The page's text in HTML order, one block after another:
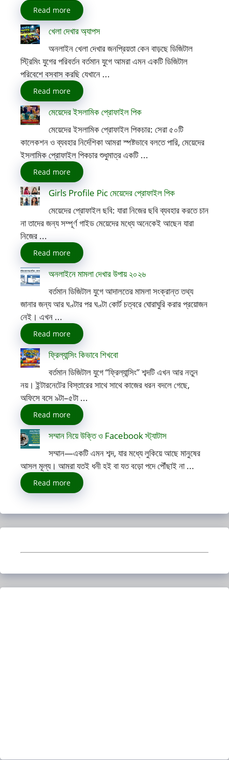
Read more
খেলা দেখার অ্যাপস
অনলাইন খেলা দেখার জনপ্রিয়তা কেন বাড়ছে ডিজিটাল
স্ট্রিমিং যুগের পরিবর্তন বর্তমান যুগে আমরা এমন একটি ডিজিটাল
পরিবেশে বসবাস করছি যেখানে ...
Read more
মেয়েদের ইসলামিক প্রোফাইল পিক
মেয়েদের ইসলামিক প্রোফাইল পিকচার: সেরা ৫০টি
কালেকশন ও ব্যবহার নির্দেশিকা আমরা স্পষ্টভাবে বলতে পারি, মেয়েদের
ইসলামিক প্রোফাইল পিকচার শুধুমাত্র একটি ...
Read more
Girls Profile Pic মেয়েদের প্রোফাইল পিক
মেয়েদের প্রোফাইল ছবি: যারা নিজের ছবি ব্যবহার করতে চান
না তাদের জন্য সম্পূর্ণ গাইড মেয়েদের মধ্যে অনেকেই আছেন যারা
নিজের ...
Read more
অনলাইনে মামলা দেখার উপায় ২০২৬
বর্তমান ডিজিটাল যুগে আদালতের মামলা সংক্রান্ত তথ্য
জানার জন্য আর ঘণ্টার পর ঘণ্টা কোর্ট চত্বরে ঘোরাঘুরি করার প্রয়োজন
নেই। এখন ...
Read more
ফ্রিল্যান্সিং কিভাবে শিখবো
বর্তমান ডিজিটাল যুগে “ফ্রিল্যান্সিং” শব্দটি এখন আর নতুন
নয়। ইন্টারনেটের বিস্তারের সাথে সাথে কাজের ধরন বদলে গেছে,
অফিসে বসে ৯টা–৫টা ...
Read more
সম্মান নিয়ে উক্তি ও Facebook স্ট্যাটাস
সম্মান—একটি এমন শব্দ, যার মধ্যে লুকিয়ে আছে মানুষের
আসল মূল্য। আমরা যতই ধনী হই বা যত বড়ো পদে পৌঁছাই না ...
Read more